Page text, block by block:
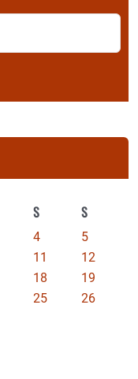
S S
4
5
11
12
18
19
25
26